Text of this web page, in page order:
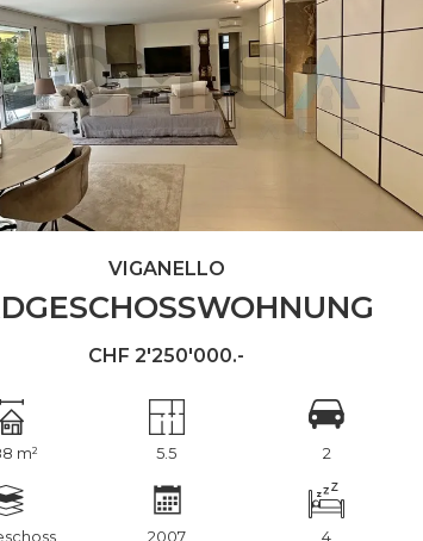
VIGANELLO
CHF 2'250'000.-
m² 5.5 2
2007 4